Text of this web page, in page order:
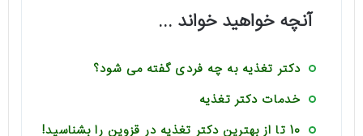
آنچه خواهید خواند ...
دکتر تغذیه به چه فردی گفته می شود؟
خدمات دکتر تغذیه
10 تا از بهترین دکتر تغذیه در قزوین را بشناسید!